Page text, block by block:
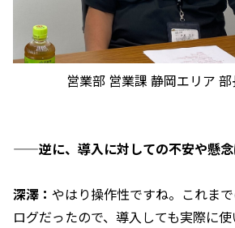
営業部 営業課 静岡エリア
——逆に、導入に対しての不安や懸念
深澤： やはり操作性ですね。これま
ログだったので、導入しても実際に